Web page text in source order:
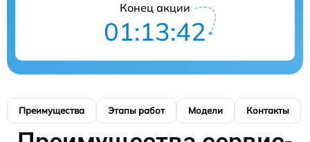
Конец акции
01:13:41
Преимущества Этапы работ Модели Контакты